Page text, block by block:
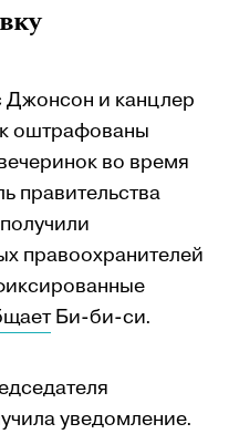
и канцлер
оштрафованы
во время
правительства
правоохранителей
Би-би-си.
уведомление.